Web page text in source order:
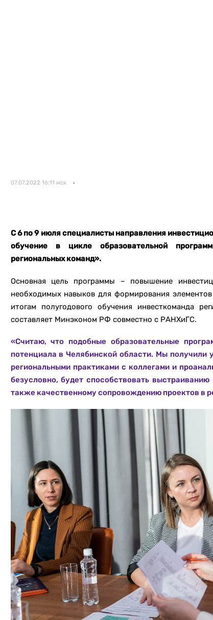
07.07.2022 16:11 мск
С 6 по 9 июля специалисты направления
обучение в цикле образовательной
региональных команд».
Основная цель программы – повышение
необходимых навыков для формирования
итогам полугодового обучения инвесткоманда
составляет Минэконом РФ совместно с РАНХиГС.
«Считаю, что подобные образовательные
потенциала в Челябинской области. Мы
региональными практиками с коллегами и
безусловно, будет способствовать
также качественному сопровождению проектов в